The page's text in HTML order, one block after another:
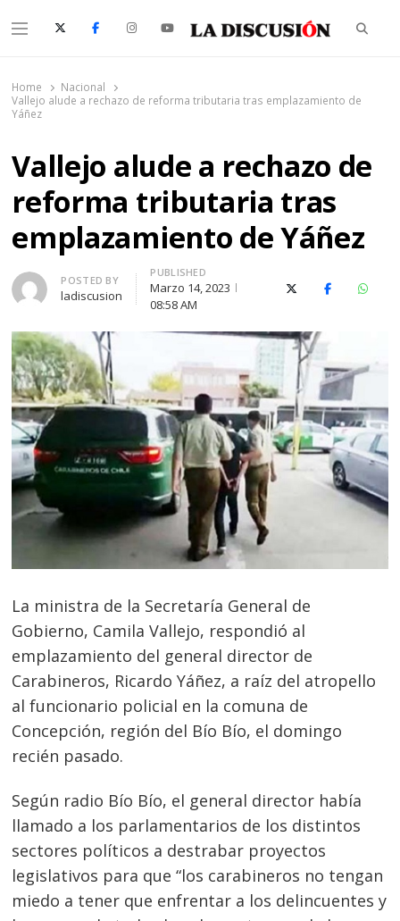
Menu
Home
Nacional
Vallejo alude a rechazo de reforma tributaria tras emplazamiento de
Yáñez
Vallejo alude a rechazo de
reforma tributaria tras
emplazamiento de Yáñez
Author
POSTED BY
ladiscusion
PUBLISHED
Marzo 14, 2023
08:58 AM
X (Twitter)Facebook
La ministra de la Secretaría General de
Gobierno, Camila Vallejo, respondió al
emplazamiento del general director de
Carabineros, Ricardo Yáñez, a raíz del atropello
al funcionario policial en la comuna de
Concepción, región del Bío Bío, el domingo
recién pasado.
Según radio Bío Bío, el general director había
llamado a los parlamentarios de los distintos
sectores políticos a destrabar proyectos
legislativos para que “los carabineros no tengan
miedo a tener que enfrentar a los delincuentes y